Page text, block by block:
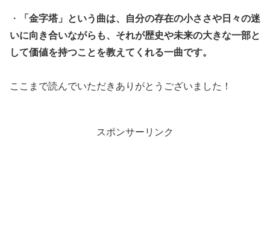
・
「金字塔」という曲は、自分の存在の小ささや日々の迷
いに向き合いながらも、それが歴史や未来の大きな一部と
して価値を持つことを教えてくれる一曲です。
ここまで読んでいただきありがとうございました！
スポンサーリンク